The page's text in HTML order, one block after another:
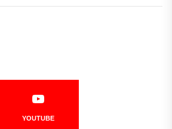
YOUTUBE